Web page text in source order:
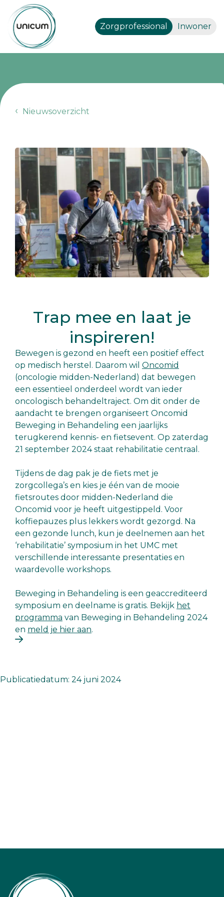
Zorgprofessional Inwoner
Nieuwsoverzicht
Trap mee en laat je
inspireren!
Bewegen is gezond en heeft een positief effect
op medisch herstel. Daarom wil Oncomid
(oncologie midden-Nederland) dat bewegen
een essentieel onderdeel wordt van ieder
oncologisch behandeltraject. Om dit onder de
aandacht te brengen organiseert Oncomid
Beweging in Behandeling een jaarlijks
terugkerend kennis- en fietsevent. Op zaterdag
21 september 2024 staat rehabilitatie centraal.
Tijdens de dag pak je de fiets met je
zorgcollega’s en kies je één van de mooie
fietsroutes door midden-Nederland die
Oncomid voor je heeft uitgestippeld. Voor
koffiepauzes plus lekkers wordt gezorgd. Na
een gezonde lunch, kun je deelnemen aan het
‘rehabilitatie’ symposium in het UMC met
verschillende interessante presentaties en
waardevolle workshops.
Beweging in Behandeling is een geaccrediteerd
symposium en deelname is gratis. Bekijk het
programma van Beweging in Behandeling 2024
en meld je hier aan.
Publicatiedatum: 24 juni 2024